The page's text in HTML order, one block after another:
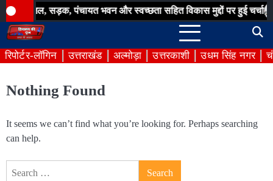
Skip
to
content
सड़क, पंचायत भवन और स्वच्छता सहित विकास मुद्दों पर हुई चर्चा बिना
रिपोर्टर-लॉगिन उत्तराखंड अल्मोड़ा उत्तरकाशी उधम सिंह नगर
Nothing Found
It seems we can’t find what you’re looking for. Perhaps searching
can help.